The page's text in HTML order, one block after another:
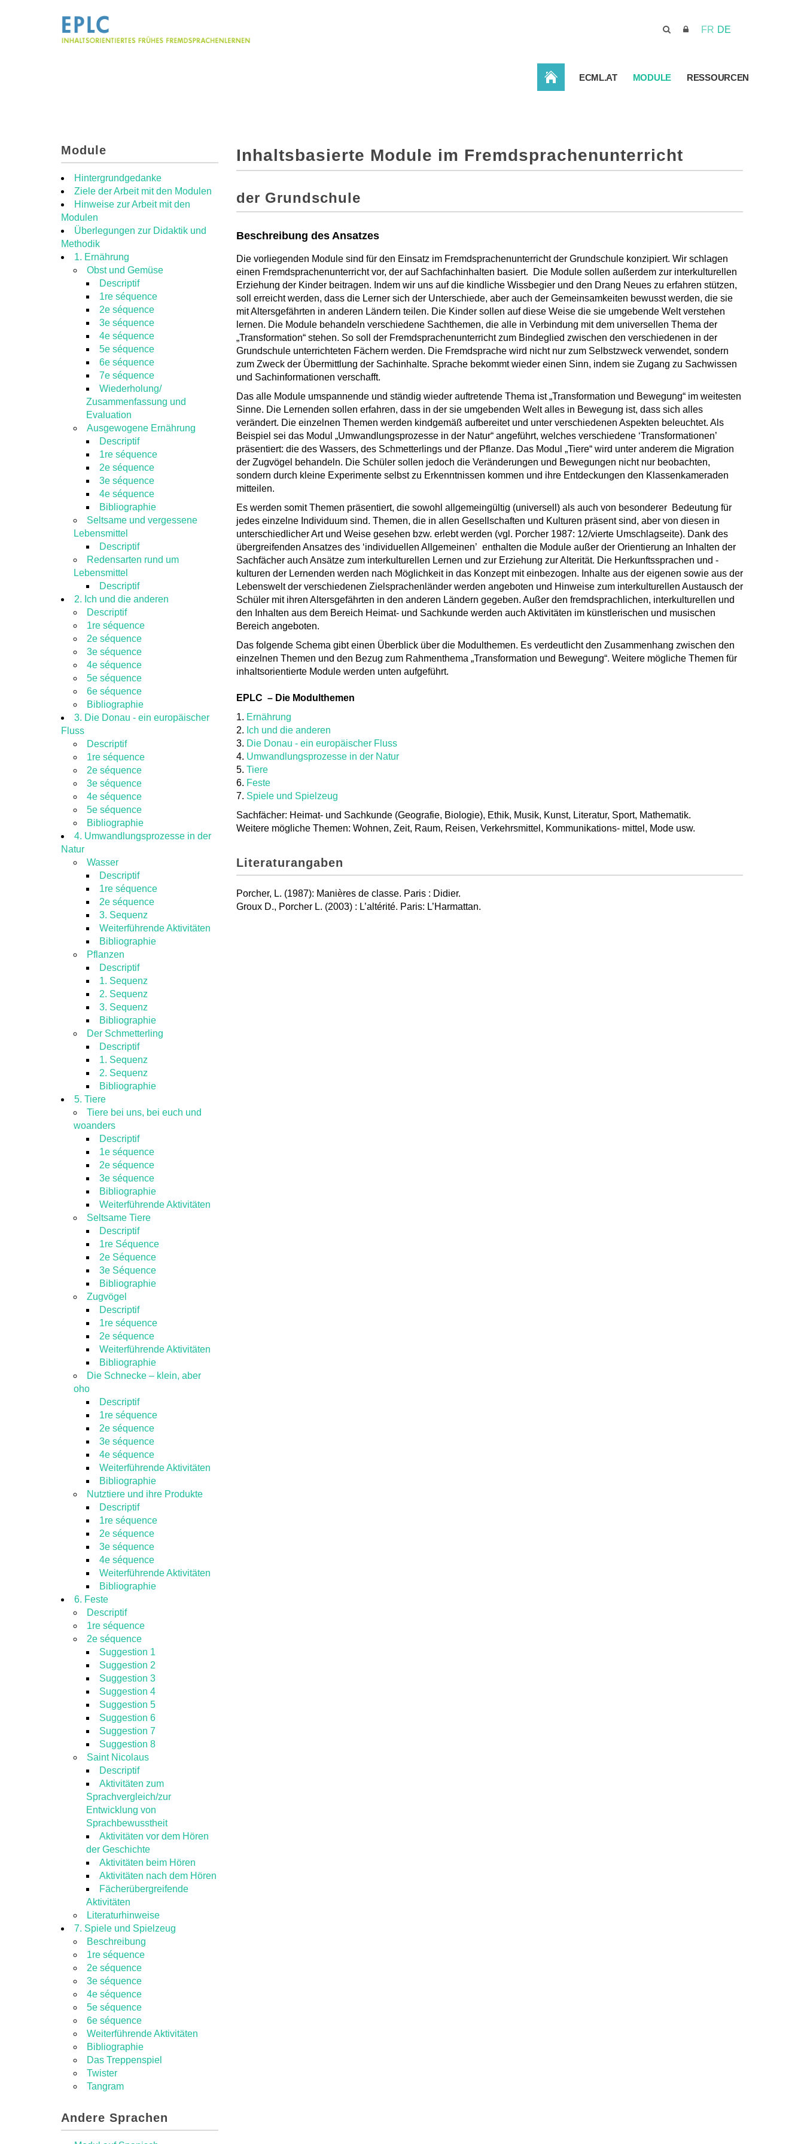
FR DE
STARTSEITEECML.AT MODULE RESSOURCEN
Module
Hintergrundgedanke
Ziele der Arbeit mit den Modulen
Hinweise zur Arbeit mit den
Modulen
Überlegungen zur Didaktik und
Methodik
1. Ernährung
Obst und Gemüse
Descriptif
1re séquence
2e séquence
3e séquence
4e séquence
5e séquence
6e séquence
7e séquence
Wiederholung/
Zusammenfassung und
Evaluation
Ausgewogene Ernährung
Descriptif
1re séquence
2e séquence
3e séquence
4e séquence
Bibliographie
Seltsame und vergessene
Lebensmittel
Descriptif
Redensarten rund um
Lebensmittel
Descriptif
2. Ich und die anderen
Descriptif
1re séquence
2e séquence
3e séquence
4e séquence
5e séquence
6e séquence
Bibliographie
3. Die Donau - ein europäischer
Fluss
Descriptif
1re séquence
2e séquence
3e séquence
4e séquence
5e séquence
Bibliographie
4. Umwandlungsprozesse in der
Natur
Wasser
Descriptif
1re séquence
2e séquence
3. Sequenz
Weiterführende Aktivitäten
Bibliographie
Pflanzen
Descriptif
1. Sequenz
2. Sequenz
3. Sequenz
Bibliographie
Der Schmetterling
Descriptif
1. Sequenz
2. Sequenz
Bibliographie
5. Tiere
Tiere bei uns, bei euch und
woanders
Descriptif
1e séquence
2e séquence
3e séquence
Bibliographie
Weiterführende Aktivitäten
Seltsame Tiere
Descriptif
1re Séquence
2e Séquence
3e Séquence
Bibliographie
Zugvögel
Descriptif
1re séquence
2e séquence
Weiterführende Aktivitäten
Bibliographie
Die Schnecke – klein, aber
oho
Descriptif
1re séquence
2e séquence
3e séquence
4e séquence
Weiterführende Aktivitäten
Bibliographie
Nutztiere und ihre Produkte
Descriptif
1re séquence
2e séquence
3e séquence
4e séquence
Weiterführende Aktivitäten
Bibliographie
6. Feste
Descriptif
1re séquence
2e séquence
Suggestion 1
Suggestion 2
Suggestion 3
Suggestion 4
Suggestion 5
Suggestion 6
Suggestion 7
Suggestion 8
Saint Nicolaus
Descriptif
Aktivitäten zum
Sprachvergleich/zur
Entwicklung von
Sprachbewusstheit
Aktivitäten vor dem Hören
der Geschichte
Aktivitäten beim Hören
Aktivitäten nach dem Hören
Fächerübergreifende
Aktivitäten
Literaturhinweise
7. Spiele und Spielzeug
Beschreibung
1re séquence
2e séquence
3e séquence
4e séquence
5e séquence
6e séquence
Weiterführende Aktivitäten
Bibliographie
Das Treppenspiel
Twister
Tangram
Andere Sprachen
Inhaltsbasierte Module im Fremdsprachenunterricht
der Grundschule
Beschreibung des Ansatzes
Die vorliegenden Module sind für den Einsatz im Fremdsprachenunterricht der Grundschule konzipiert. Wir schlagen
einen Fremdsprachenunterricht vor, der auf Sachfachinhalten basiert. Die Module sollen außerdem zur interkulturellen
Erziehung der Kinder beitragen. Indem wir uns auf die kindliche Wissbegier und den Drang Neues zu erfahren stützen,
soll erreicht werden, dass die Lerner sich der Unterschiede, aber auch der Gemeinsamkeiten bewusst werden, die sie
mit Altersgefährten in anderen Ländern teilen. Die Kinder sollen auf diese Weise die sie umgebende Welt verstehen
lernen. Die Module behandeln verschiedene Sachthemen, die alle in Verbindung mit dem universellen Thema der
„Transformation“ stehen. So soll der Fremdsprachenunterricht zum Bindeglied zwischen den verschiedenen in der
Grundschule unterrichteten Fächern werden. Die Fremdsprache wird nicht nur zum Selbstzweck verwendet, sondern
zum Zweck der Übermittlung der Sachinhalte. Sprache bekommt wieder einen Sinn, indem sie Zugang zu Sachwissen
und Sachinformationen verschafft.
Das alle Module umspannende und ständig wieder auftretende Thema ist „Transformation und Bewegung“ im weitesten
Sinne. Die Lernenden sollen erfahren, dass in der sie umgebenden Welt alles in Bewegung ist, dass sich alles
verändert. Die einzelnen Themen werden kindgemäß aufbereitet und unter verschiedenen Aspekten beleuchtet. Als
Beispiel sei das Modul „Umwandlungsprozesse in der Natur“ angeführt, welches verschiedene ‘Transformationen’
präsentiert: die des Wassers, des Schmetterlings und der Pflanze. Das Modul „Tiere“ wird unter anderem die Migration
der Zugvögel behandeln. Die Schüler sollen jedoch die Veränderungen und Bewegungen nicht nur beobachten,
sondern durch kleine Experimente selbst zu Erkenntnissen kommen und ihre Entdeckungen den Klassenkameraden
mitteilen.
Es werden somit Themen präsentiert, die sowohl allgemeingültig (universell) als auch von besonderer Bedeutung für
jedes einzelne Individuum sind. Themen, die in allen Gesellschaften und Kulturen präsent sind, aber von diesen in
unterschiedlicher Art und Weise gesehen bzw. erlebt werden (vgl. Porcher 1987: 12/vierte Umschlagseite). Dank des
übergreifenden Ansatzes des ‘individuellen Allgemeinen’ enthalten die Module außer der Orientierung an Inhalten der
Sachfächer auch Ansätze zum interkulturellen Lernen und zur Erziehung zur Alterität. Die Herkunftssprachen und -
kulturen der Lernenden werden nach Möglichkeit in das Konzept mit einbezogen. Inhalte aus der eigenen sowie aus der
Lebenswelt der verschiedenen Zielsprachenländer werden angeboten und Hinweise zum interkulturellen Austausch der
Schüler mit ihren Altersgefährten in den anderen Ländern gegeben. Außer den fremdsprachlichen, interkulturellen und
den Inhalten aus dem Bereich Heimat- und Sachkunde werden auch Aktivitäten im künstlerischen und musischen
Bereich angeboten.
Das folgende Schema gibt einen Überblick über die Modulthemen. Es verdeutlicht den Zusammenhang zwischen den
einzelnen Themen und den Bezug zum Rahmenthema „Transformation und Bewegung“. Weitere mögliche Themen für
inhaltsorientierte Module werden unten aufgeführt.
EPLC – Die Modulthemen
1. Ernährung
2. Ich und die anderen
3. Die Donau - ein europäischer Fluss
4. Umwandlungsprozesse in der Natur
5. Tiere
6. Feste
7. Spiele und Spielzeug
Sachfächer: Heimat- und Sachkunde (Geografie, Biologie), Ethik, Musik, Kunst, Literatur, Sport, Mathematik.
Weitere mögliche Themen: Wohnen, Zeit, Raum, Reisen, Verkehrsmittel, Kommunikations- mittel, Mode usw.
Literaturangaben
Porcher, L. (1987): Manières de classe. Paris : Didier.
Groux D., Porcher L. (2003) : L’altérité. Paris: L’Harmattan.